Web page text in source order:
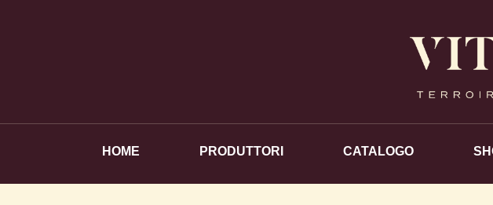
HOME PRODUTTORI CATALOGO